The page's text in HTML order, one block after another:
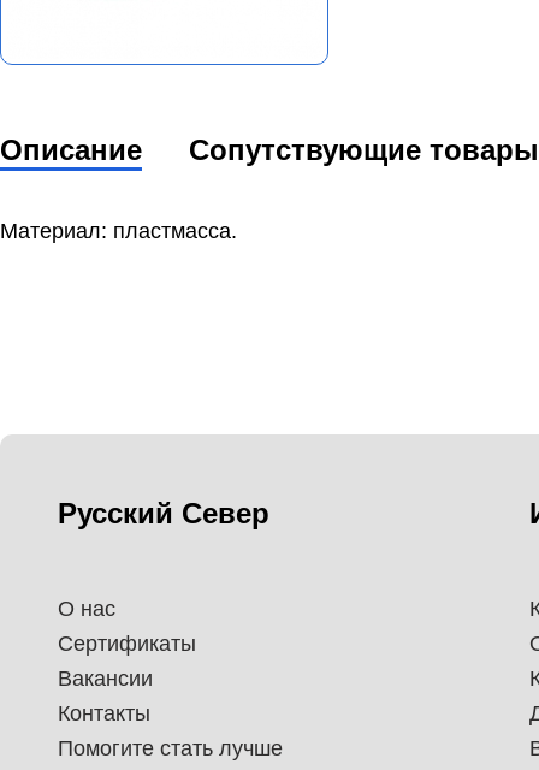
Описание Сопутствующие товары
Материал: пластмасса.
Русский Север
О нас
Сертификаты
Вакансии
Контакты
Помогите стать лучше